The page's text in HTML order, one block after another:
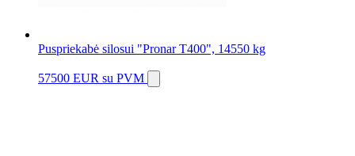
Puspriekabė silosui "Pronar T400", 14550 kg
57500 EUR su PVM